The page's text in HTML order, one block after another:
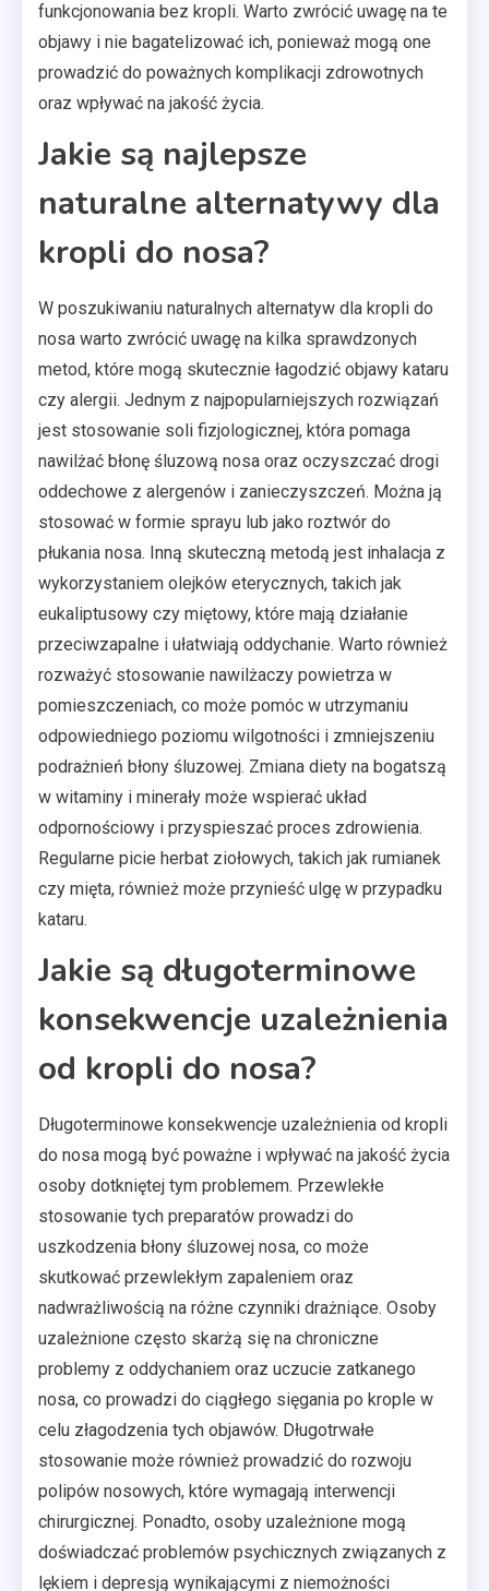
funkcjonowania bez kropli. Warto zwrócić uwagę na te
objawy i nie bagatelizować ich, ponieważ mogą one
prowadzić do poważnych komplikacji zdrowotnych
oraz wpływać na jakość życia.
Jakie są najlepsze
naturalne alternatywy dla
kropli do nosa?
W poszukiwaniu naturalnych alternatyw dla kropli do
nosa warto zwrócić uwagę na kilka sprawdzonych
metod, które mogą skutecznie łagodzić objawy kataru
czy alergii. Jednym z najpopularniejszych rozwiązań
jest stosowanie soli fizjologicznej, która pomaga
nawilżać błonę śluzową nosa oraz oczyszczać drogi
oddechowe z alergenów i zanieczyszczeń. Można ją
stosować w formie sprayu lub jako roztwór do
płukania nosa. Inną skuteczną metodą jest inhalacja z
wykorzystaniem olejków eterycznych, takich jak
eukaliptusowy czy miętowy, które mają działanie
przeciwzapalne i ułatwiają oddychanie. Warto również
rozważyć stosowanie nawilżaczy powietrza w
pomieszczeniach, co może pomóc w utrzymaniu
odpowiedniego poziomu wilgotności i zmniejszeniu
podrażnień błony śluzowej. Zmiana diety na bogatszą
w witaminy i minerały może wspierać układ
odpornościowy i przyspieszać proces zdrowienia.
Regularne picie herbat ziołowych, takich jak rumianek
czy mięta, również może przynieść ulgę w przypadku
kataru.
Jakie są długoterminowe
konsekwencje uzależnienia
od kropli do nosa?
Długoterminowe konsekwencje uzależnienia od kropli
do nosa mogą być poważne i wpływać na jakość życia
osoby dotkniętej tym problemem. Przewlekłe
stosowanie tych preparatów prowadzi do
uszkodzenia błony śluzowej nosa, co może
skutkować przewlekłym zapaleniem oraz
nadwrażliwością na różne czynniki drażniące. Osoby
uzależnione często skarżą się na chroniczne
problemy z oddychaniem oraz uczucie zatkanego
nosa, co prowadzi do ciągłego sięgania po krople w
celu złagodzenia tych objawów. Długotrwałe
stosowanie może również prowadzić do rozwoju
polipów nosowych, które wymagają interwencji
chirurgicznej. Ponadto, osoby uzależnione mogą
doświadczać problemów psychicznych związanych z
lękiem i depresją wynikającymi z niemożności